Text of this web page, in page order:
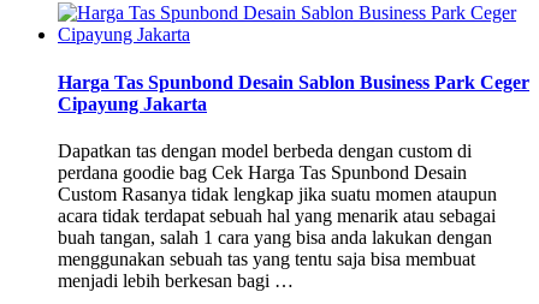
Harga Tas Spunbond Desain Sablon Business Park Ceger
Cipayung Jakarta
Dapatkan tas dengan model berbeda dengan custom di
perdana goodie bag Cek Harga Tas Spunbond Desain
Custom Rasanya tidak lengkap jika suatu momen ataupun
acara tidak terdapat sebuah hal yang menarik atau sebagai
buah tangan, salah 1 cara yang bisa anda lakukan dengan
menggunakan sebuah tas yang tentu saja bisa membuat
menjadi lebih berkesan bagi …